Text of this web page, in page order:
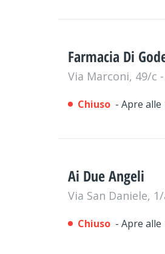
Farmacia Di
Via Marconi, 49/c
Chiuso - Apre alle
Ai Due Angeli
Via San Daniele,
Chiuso - Apre alle